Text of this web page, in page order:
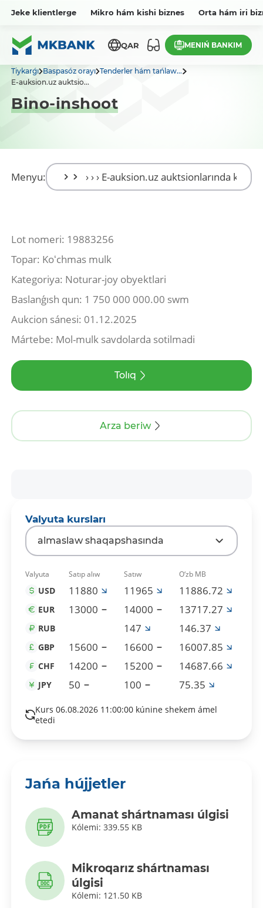
Jeke klientlerge Mikro hám kishi biznes Orta hám iri
QAR MENIŃ BANKIM
Tiykarǵı Baspasóz orayı Tenderler hám tańlaw...
E-auksion.uz auktsio...
Bino-inshoot
Menyu:
Lot nomeri: 19883256
Topar: Koʻchmas mulk
Kategoriya: Noturar-joy obyektlari
Baslanǵısh qun: 1 750 000 000.00 swm
Aukcion sánesi: 01.12.2025
Mártebe: Mol-mulk savdolarda sotilmadi
Tolıq
Arza beriw
Valyuta kursları
almaslaw shaqapshasında
Valyuta Satıp alıw Satıw O‘zb MB
USD 11880 11965 11886.72
EUR 13000 14000 13717.27
RUB 147 146.37
GBP 15600 16600 16007.85
CHF 14200 15200 14687.66
JPY 50 100 75.35
Kurs 06.08.2026 11:00:00 kúnine shekem ámel
etedi
Jańa hújjetler
Amanat shártnaması úlgisi
Kólemi: 339.55 KB
Mikroqarız shártnaması
úlgisi
Kólemi: 121.50 KB